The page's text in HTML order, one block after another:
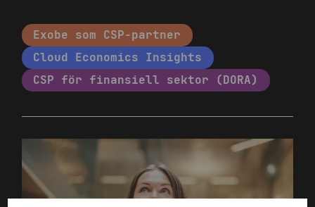
Exobe som CSP-partner
Cloud Economics Insights
CSP för finansiell sektor (DORA)